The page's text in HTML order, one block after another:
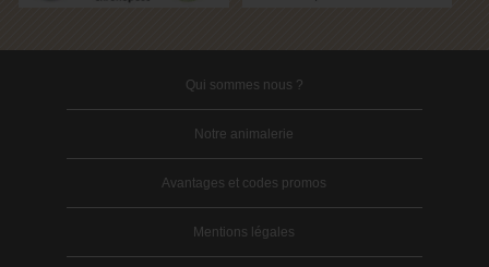
Qui sommes nous ?
Notre animalerie
Avantages et codes promos
Mentions légales